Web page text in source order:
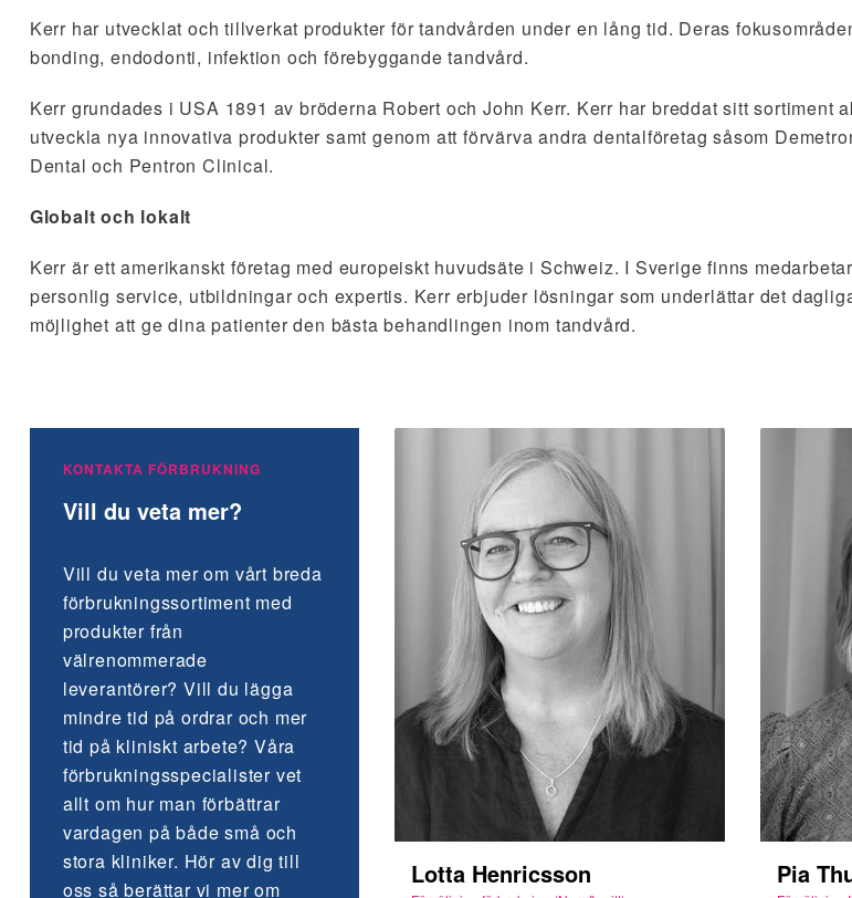
Kerr har utvecklat och tillverkat produkter för tandvården under en lång tid. Deras
bonding, endodonti, infektion och förebyggande tandvård.
Kerr grundades i USA 1891 av bröderna Robert och John Kerr. Kerr har breddat sitt sortiment
utveckla nya innovativa produkter samt genom att förvärva andra dentalföretag såsom
Dental och Pentron Clinical.
Globalt och lokalt
Kerr är ett amerikanskt företag med europeiskt huvudsäte i Schweiz. I Sverige finns
personlig service, utbildningar och expertis. Kerr erbjuder lösningar som underlättar det
möjlighet att ge dina patienter den bästa behandlingen inom tandvård.
KONTAKTA FÖRBRUKNING
Vill du veta mer?
Vill du veta mer om vårt breda
förbruknings­sortiment med
produkter från
välrenommerade
leverantörer? Vill du lägga
mindre tid på ordrar och mer
tid på kliniskt arbete? Våra
förbrukningsspecialister vet
allt om hur man förbättrar
vardagen på både små och
stora kliniker. Hör av dig till
oss så berättar vi mer om
Lotta Henricsson Pia